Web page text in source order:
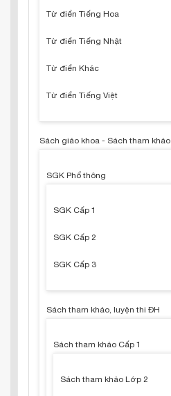
Từ điển Tiếng Hoa
Từ điển Tiếng Nhật
Từ điển Khác
Từ điển Tiếng Việt
Sách giáo khoa - Sách tham khảo
SGK Phổ thông
SGK Cấp 1
SGK Cấp 2
SGK Cấp 3
Sách tham khảo, luyện thi ĐH
Sách tham khảo Cấp 1
Sách tham khảo Lớp 2